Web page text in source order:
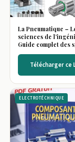
La Pneumatique –
sciences de
Guide complet des
Télécharger ce
ELECTROTÉCHNIQUE